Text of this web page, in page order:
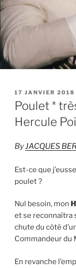
PUBLIÉ
LE
17 JANVIER 2018
Poulet *
Hercule
ByJACQUES
Est-ce que
poulet ?
Nul besoin, mon
et se reconnaîtra
chute du côté
Commandeur du
En revanche